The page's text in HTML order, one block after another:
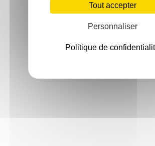
Tout accepter
Personnaliser
Politique de